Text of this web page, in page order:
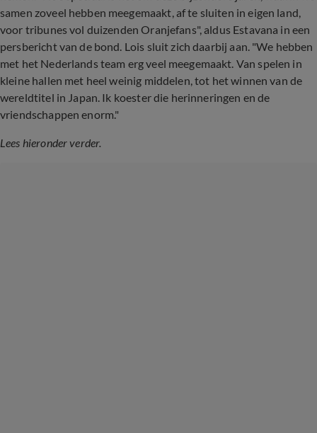
samen zoveel hebben meegemaakt, af te sluiten in eigen land,
voor tribunes vol duizenden Oranjefans", aldus Estavana in een
persbericht van de bond. Lois sluit zich daarbij aan. "We hebben
met het Nederlands team erg veel meegemaakt. Van spelen in
kleine hallen met heel weinig middelen, tot het winnen van de
wereldtitel in Japan. Ik koester die herinneringen en de
vriendschappen enorm."
Lees hieronder verder.